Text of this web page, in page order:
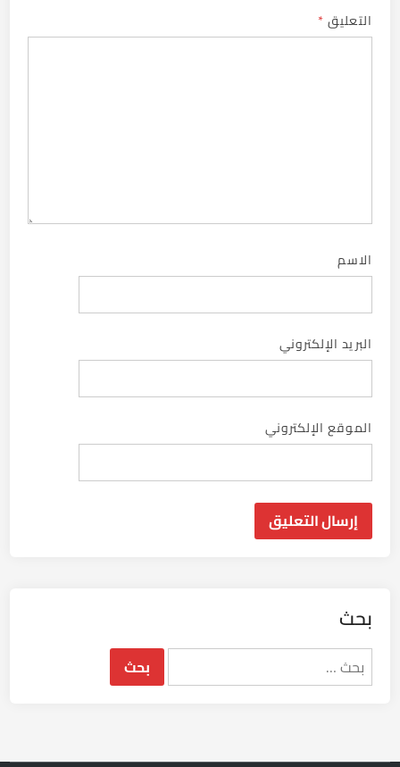
التعليق*
الاسم
البريد الإلكتروني
الموقع الإلكتروني
بحث
البحث
عن: